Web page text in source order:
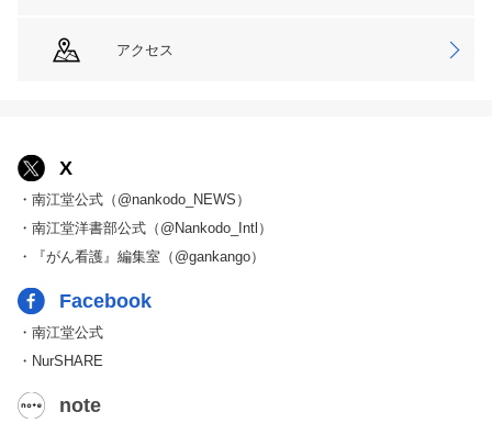
アクセス
X
・南江堂公式（@nankodo_NEWS）
・南江堂洋書部公式（@Nankodo_Intl）
・『がん看護』編集室（@gankango）
Facebook
・南江堂公式
・NurSHARE
note